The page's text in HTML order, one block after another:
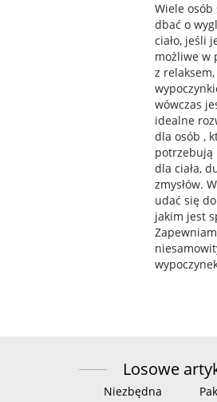
Wiele osób
dbać o
ciało, jeśli
możliwe w
z relaksem,
wówczas
idealne
dla osób ,
potrzebują
dla ciała,
zmysłów.
udać się
jakim jest
Losowe
Niezbędna